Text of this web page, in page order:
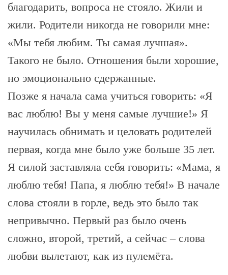
благодарить, вопроса не стояло. Жили и
жили. Родители никогда не говорили мне:
«Мы тебя любим. Ты самая лучшая».
Такого не было. Отношения были хорошие,
но эмоционально сдержанные.
Позже я начала сама учиться говорить: «Я
вас люблю! Вы у меня самые лучшие!» Я
научилась обнимать и целовать родителей
первая, когда мне было уже больше 35 лет.
Я силой заставляла себя говорить: «Мама, я
люблю тебя! Папа, я люблю тебя!» В начале
слова стояли в горле, ведь это было так
непривычно. Первый раз было очень
сложно, второй, третий, а сейчас – слова
любви вылетают, как из пулемёта.